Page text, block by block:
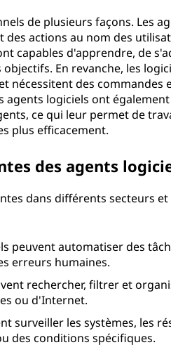
de plusieurs façons. Les
actions au nom des
capables d'apprendre, de
En revanche, les
des commandes
logiciels ont
ce qui leur permet de
plus efficacement.
des agents
dans différents secteurs
peuvent automatiser des
erreurs humaines.
rechercher, filtrer et
ou d'Internet.
surveiller les systèmes, les
des conditions spécifiques.